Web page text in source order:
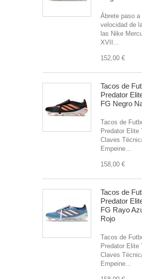
Ábrete paso a
velocidad de
las Nike
XVII...
152,00 €
Tacos de
Predator
FG Negro
Tacos de
Predator Elite
Claves
Empeine...
158,00 €
Tacos de
Predator
FG Rayo
Rojo
Tacos de
Predator Elite
Claves
Empeine...